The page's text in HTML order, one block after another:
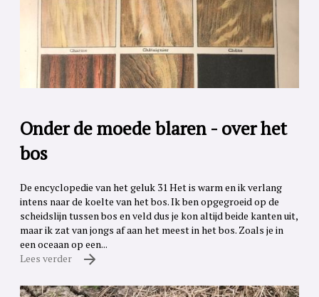
Onder de moede blaren - over het
bos
De encyclopedie van het geluk 31 Het is warm en ik verlang
intens naar de koelte van het bos. Ik ben opgegroeid op de
scheidslijn tussen bos en veld dus je kon altijd beide kanten uit,
maar ik zat van jongs af aan het meest in het bos. Zoals je in
een oceaan op een...
Lees verder